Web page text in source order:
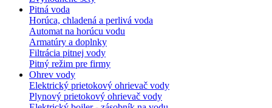
Pitná voda
Horúca, chladená a perlivá voda
Automat na horúcu vodu
Armatúry a doplnky
Filtrácia pitnej vody
Pitný režim pre firmy
Ohrev vody
Elektrický prietokový ohrievač vody
Plynový prietokový ohrievač vody